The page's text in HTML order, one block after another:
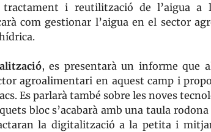
tractament i reutilització de l’aigua a
com gestionar l’aigua en el sector
, es presentarà un informe que
agroalimentari en aquest camp i
Es parlarà també sobre les noves
bloc s’acabarà amb una taula
la digitalització a la petita i